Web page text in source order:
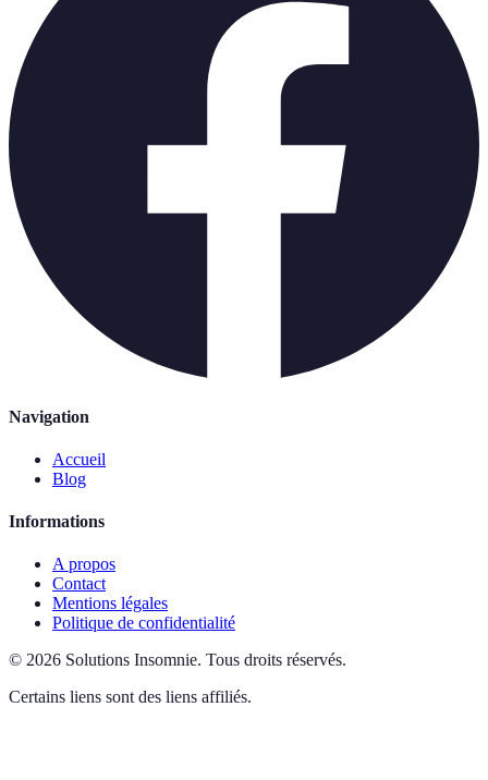
Navigation
Accueil
Blog
Informations
A propos
Contact
Mentions légales
Politique de confidentialité
© 2026 Solutions Insomnie. Tous droits réservés.
Certains liens sont des liens affiliés.